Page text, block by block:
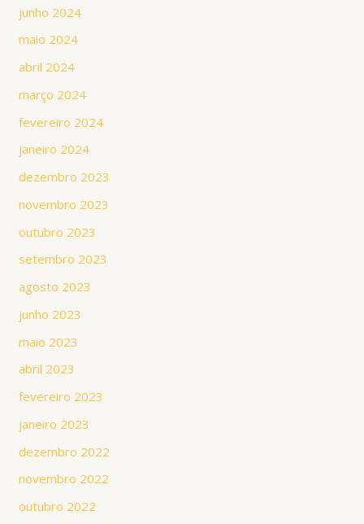
junho 2024
maio 2024
abril 2024
março 2024
fevereiro 2024
janeiro 2024
dezembro 2023
novembro 2023
outubro 2023
setembro 2023
agosto 2023
junho 2023
maio 2023
abril 2023
fevereiro 2023
janeiro 2023
dezembro 2022
novembro 2022
outubro 2022